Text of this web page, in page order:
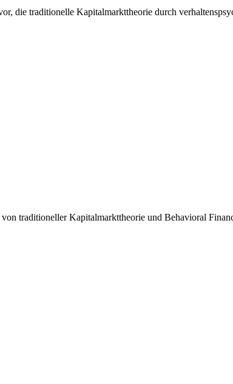
die traditionelle Kapitalmarkttheorie durch
traditioneller Kapitalmarkttheorie und Behavioral